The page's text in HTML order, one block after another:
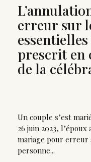
erreur sur
prescrit en
de la
Un couple s’est
26 juin 2023,
mariage pour erreur
personne...